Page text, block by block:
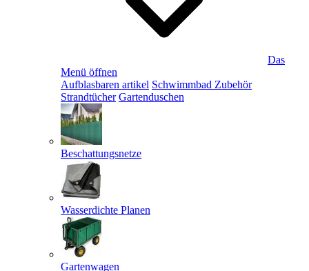
Das
Menü öffnen
Aufblasbaren artikel Schwimmbad Zubehör
Strandtücher Gartenduschen
Beschattungsnetze
Wasserdichte Planen
Gartenwagen